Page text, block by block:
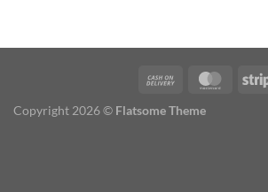
Copyright 2026 © Flatsome Theme